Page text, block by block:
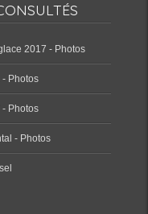
2017 - Photos
Photos
Photos
- Photos